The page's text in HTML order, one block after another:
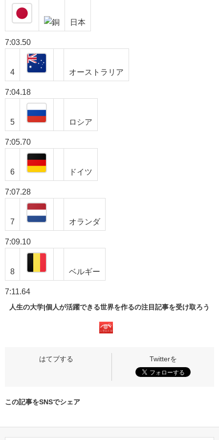
日本
7:03.50
4 オーストラリア
7:04.18
5 ロシア
7:05.70
6 ドイツ
7:07.28
7 オランダ
7:09.10
8 ベルギー
7:11.64
人生の大学|個人が活躍できる世界を作るの注目記事を受け取ろう
この記事をSNSでシェア